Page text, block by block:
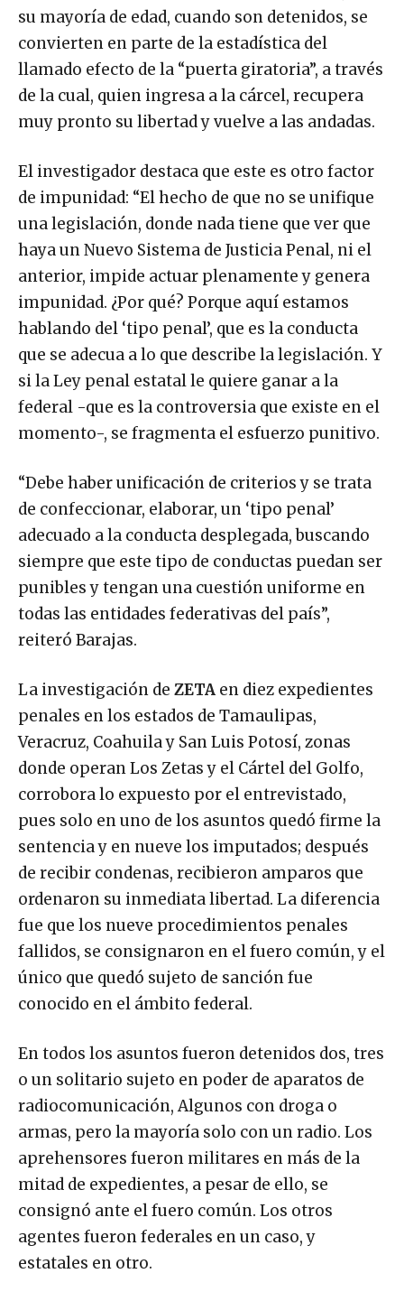
su mayoría de edad, cuando son detenidos, se
convierten en parte de la estadística del
llamado efecto de la “puerta giratoria”, a través
de la cual, quien ingresa a la cárcel, recupera
muy pronto su libertad y vuelve a las andadas.
El investigador destaca que este es otro factor
de impunidad: “El hecho de que no se unifique
una legislación, donde nada tiene que ver que
haya un Nuevo Sistema de Justicia Penal, ni el
anterior, impide actuar plenamente y genera
impunidad. ¿Por qué? Porque aquí estamos
hablando del ‘tipo penal’, que es la conducta
que se adecua a lo que describe la legislación. Y
si la Ley penal estatal le quiere ganar a la
federal -que es la controversia que existe en el
momento-, se fragmenta el esfuerzo punitivo.
“Debe haber unificación de criterios y se trata
de confeccionar, elaborar, un ‘tipo penal’
adecuado a la conducta desplegada, buscando
siempre que este tipo de conductas puedan ser
punibles y tengan una cuestión uniforme en
todas las entidades federativas del país”,
reiteró Barajas.
La investigación de ZETA en diez expedientes
penales en los estados de Tamaulipas,
Veracruz, Coahuila y San Luis Potosí, zonas
donde operan Los Zetas y el Cártel del Golfo,
corrobora lo expuesto por el entrevistado,
pues solo en uno de los asuntos quedó firme la
sentencia y en nueve los imputados; después
de recibir condenas, recibieron amparos que
ordenaron su inmediata libertad. La diferencia
fue que los nueve procedimientos penales
fallidos, se consignaron en el fuero común, y el
único que quedó sujeto de sanción fue
conocido en el ámbito federal.
En todos los asuntos fueron detenidos dos, tres
o un solitario sujeto en poder de aparatos de
radiocomunicación, Algunos con droga o
armas, pero la mayoría solo con un radio. Los
aprehensores fueron militares en más de la
mitad de expedientes, a pesar de ello, se
consignó ante el fuero común. Los otros
agentes fueron federales en un caso, y
estatales en otro.